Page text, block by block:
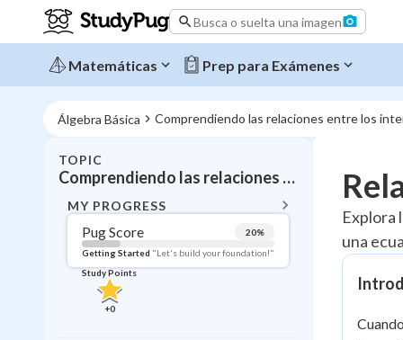
Busca o suelta una imagen
Matemáticas Prep para Exámenes
Álgebra Básica Comprendiendo las relaciones entre los
TOPIC
Comprendiendo las relaciones entre los interceptos "x" y "y"
MY PROGRESS
Pug Score 20%
Getting Started "Let's build your foundation!"
Study Points
+0
Topic
Pug Score
Getting Started
Read
Explora
una